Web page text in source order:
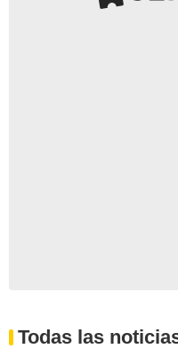
Todas las